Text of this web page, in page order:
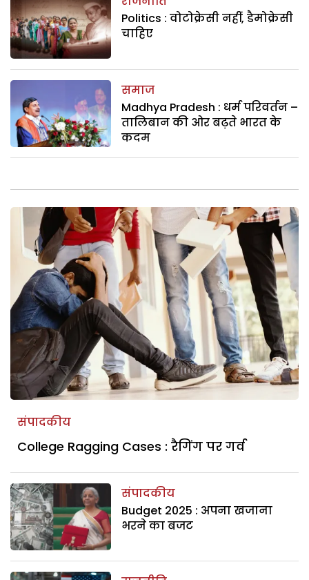
Politics : वोटोक्रेसी नहीं, डैमोक्रेसी
चाहिए
समाज
Madhya Pradesh : धर्म परिवर्तन –
तालिबान की ओर बढ़ते भारत के
कदम
संपादकीय
College Ragging Cases : रैगिंग पर गर्व
संपादकीय
Budget 2025 : अपना खजाना
भरने का बजट